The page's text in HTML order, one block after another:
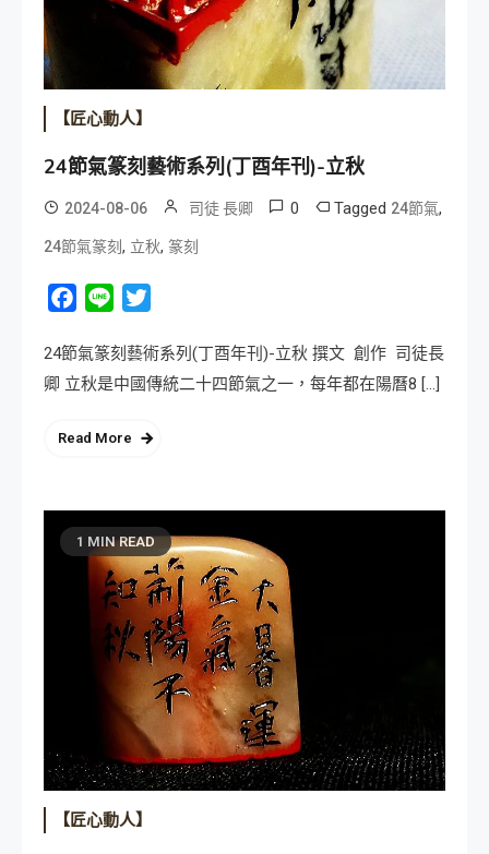
【匠心動人】
24節氣篆刻藝術系列(丁酉年刊)-立秋
2024-08-06 司徒 長卿 0 Tagged 24節氣,
24節氣篆刻, 立秋, 篆刻
Facebook
Line
24節氣篆刻藝術系列(丁酉年刊)-立秋 撰文 創作 司徒長
卿 立秋是中國傳統二十四節氣之一，每年都在陽曆8 […]
Read More
1 MIN READ
【匠心動人】